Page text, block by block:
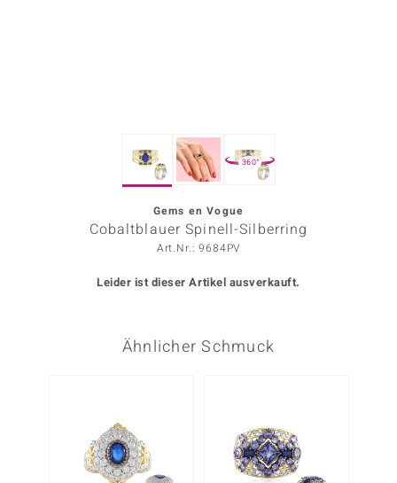
360°
Gems en Vogue
Cobaltblauer Spinell-Silberring
Art.Nr.: 9684PV
Leider ist dieser Artikel ausverkauft.
Ähnlicher Schmuck